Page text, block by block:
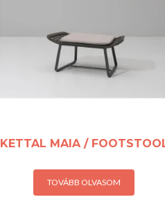
KETTAL MAIA /
TOVÁBB OLVASOM